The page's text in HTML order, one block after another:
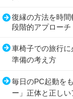
復縁の方法を時
段階的アプローチ
車椅子での旅行
準備の考え方
毎日のPC起動を
ー」正体と正し